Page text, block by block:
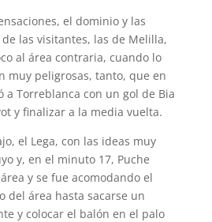
el dominio y las
las visitantes, las de Melilla,
al área contraria, cuando lo
muy peligrosas, tanto, que en
a Torreblanca con un gol de Bia
y finalizar a la media vuelta.
el Lega, con las ideas muy
y, en el minuto 17, Puche
y se fue acomodando el
del área hasta sacarse un
y colocar el balón en el palo